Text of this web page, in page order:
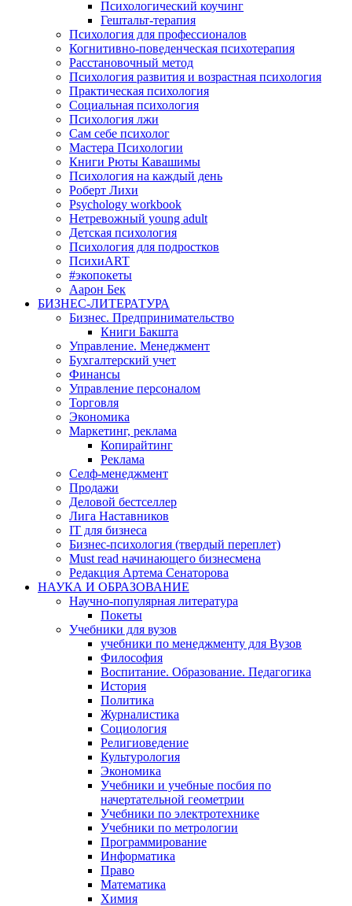
Психологический коучинг
Гештальт-терапия
Психология для профессионалов
Когнитивно-поведенческая психотерапия
Расстановочный метод
Психология развития и возрастная психология
Практическая психология
Социальная психология
Психология лжи
Сам себе психолог
Мастера Психологии
Книги Рюты Кавашимы
Психология на каждый день
Роберт Лихи
Psychology workbook
Нетревожный young adult
Детская психология
Психология для подростков
ПсихиART
#экопокеты
Аарон Бек
БИЗНЕС-ЛИТЕРАТУРА
Бизнес. Предпринимательство
Книги Бакшта
Управление. Менеджмент
Бухгалтерский учет
Финансы
Управление персоналом
Торговля
Экономика
Маркетинг, реклама
Копирайтинг
Реклама
Селф-менеджмент
Продажи
Деловой бестселлер
Лига Наставников
IT для бизнеса
Бизнес-психология (твердый переплет)
Must read начинающего бизнесмена
Редакция Артема Сенаторова
НАУКА И ОБРАЗОВАНИЕ
Научно-популярная литература
Покеты
Учебники для вузов
учебники по менеджменту для Вузов
Философия
Воспитание. Образование. Педагогика
История
Политика
Журналистика
Социология
Религиоведение
Культурология
Экономика
Учебники и учебные посбия по
начертательной геометрии
Учебники по электротехнике
Учебники по метрологии
Программирование
Информатика
Право
Математика
Химия